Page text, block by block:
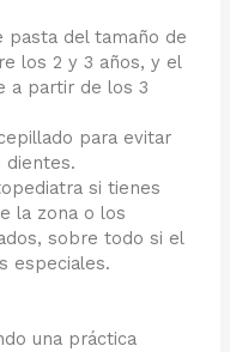
pasta del tamaño de
los 2 y 3 años, y el
a partir de los 3
para evitar
dientes.
si tienes
la zona o los
sobre todo si el
especiales.
una práctica